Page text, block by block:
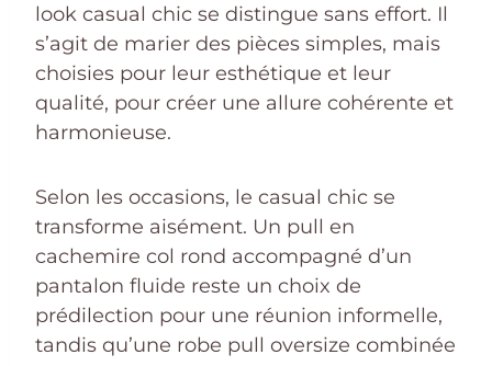
look casual chic se distingue sans effort. Il
s’agit de marier des pièces simples, mais
choisies pour leur esthétique et leur
qualité, pour créer une allure cohérente et
harmonieuse.
Selon les occasions, le casual chic se
transforme aisément. Un pull en
cachemire col rond accompagné d’un
pantalon fluide reste un choix de
prédilection pour une réunion informelle,
tandis qu’une robe pull oversize combinée